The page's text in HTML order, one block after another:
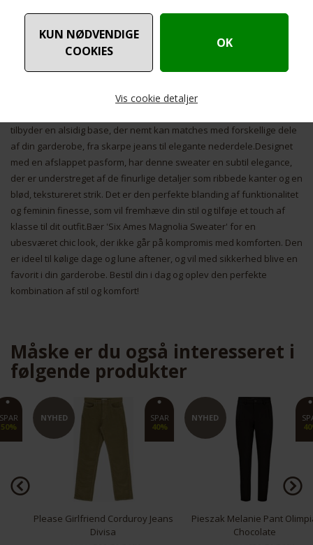
Vis cookie detaljer
Nødvendige Markedsføring
Funktionelle Statistiske
Opgrader din garderobe med den elegante 'Six Ames Magnolia
Sweater' i lys grå, en must-have for enhver modebevidst kvinde.
Denne smukt designede sweater kombinerer stil med komfort,
hvilket gør den perfekt til både hverdagsbrug og særlige
højkvalitetsmaterialer, der sikrer varme og holdbarhed, uden at gå
tilbyder en alsidig base, der nemt kan matches med forskellige dele
af din garderobe, fra skarpe jeans til elegante nederdele.Designet
med en afslappet pasform, har denne sweater en subtil elegance,
der er understreget af de finurlige detaljer som ribbede kanter og en
blød, tekstureret strik. Det er den perfekte blanding af funktionalitet
og feminin finesse, som vil fremhæve din stil og tilføje et touch af
klasse til dit outfit.Bær 'Six Ames Magnolia Sweater' for en
ubesværet chic look, der ikke går på kompromis med komforten. Den
er ideel til kølige dage og lune aftener, og vil med sikkerhed blive en
favorit i din garderobe. Bestil din i dag og oplev den perfekte
kombination af stil og komfort!
Måske er du også interesseret i
følgende produkter
NYHED
Please Girlfriend Corduroy Jeans
Divisa
NYHED
Pieszak Melanie Pant Olimpia
Chocolate